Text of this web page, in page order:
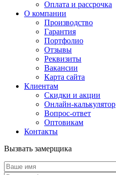
Оплата и рассрочка
О компании
Производство
Гарантия
Портфолио
Отзывы
Реквизиты
Вакансии
Карта сайта
Клиентам
Скидки и акции
Онлайн-калькулятор
Вопрос-ответ
Оптовикам
Контакты
Вызвать замерщика